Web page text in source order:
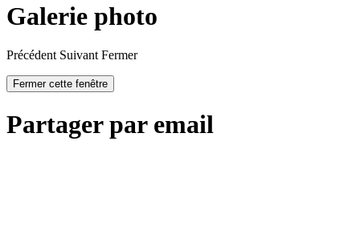
Galerie photo
Précédent Suivant Fermer
Fermer cette fenêtre
Partager par email